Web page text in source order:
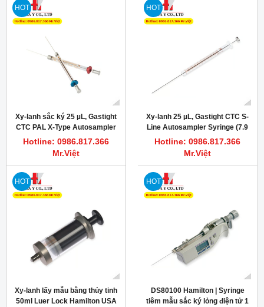
HOT
Xy-lanh sắc ký 25 µL, Gastight
CTC PAL X-Type Autosampler
Syringe (7.9 mm), PN: 204475
Hotline: 0986.817.366
Mr.Việt
HOT
Xy-lanh 25 µL, Gastight CTC S-
Line Autosampler Syringe (7.9
mm), PN: 67446-01
Hotline: 0986.817.366
Mr.Việt
HOT
Xy-lanh lấy mẫu bằng thủy tinh
50ml Luer Lock Hamilton USA
HOT
DS80100 Hamilton | Syringe
tiêm mẫu sắc ký lỏng điện tử 1